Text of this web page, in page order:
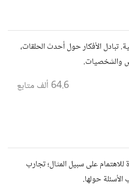
تبادل الأفكار حول أحدث الحلقات،
والشخصيات.
64.6 ألف متابع
للاهتمام على سبيل المثال؛ تجارب
حولها.